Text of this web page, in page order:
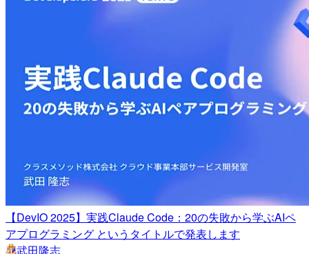
【DevIO 2025】実践Claude Code：20の失敗から学ぶAIペ
アプログラミング というタイトルで発表します
武田隆志